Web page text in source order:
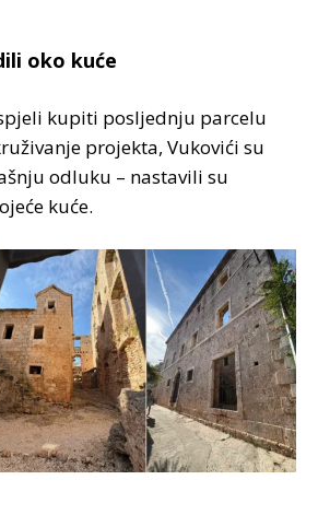
oko kuće
kupiti posljednju parcelu
projekta, Vukovići su
odluku – nastavili su
kuće.